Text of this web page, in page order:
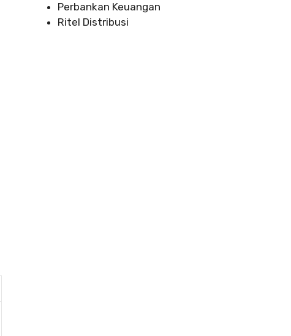
Perbankan Keuangan
Ritel Distribusi